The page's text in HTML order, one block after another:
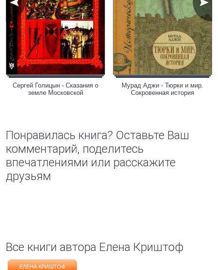
Сергей Голицын - Сказания о
земле Московской
Мурад Аджи - Тюрки и мир.
Сокровенная история
Понравилась книга? Оставьте Ваш
комментарий, поделитесь
впечатлениями или расскажите
друзьям
Все книги автора Елена Криштоф
ЕЛЕНА КРИШТОФ